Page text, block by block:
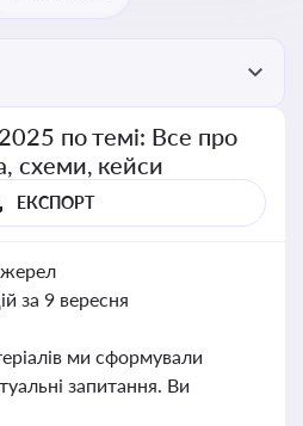
по темі: Все про
схеми, кейси
ЕКСПОРТ
за 9 вересня
ми сформували
запитання. Ви